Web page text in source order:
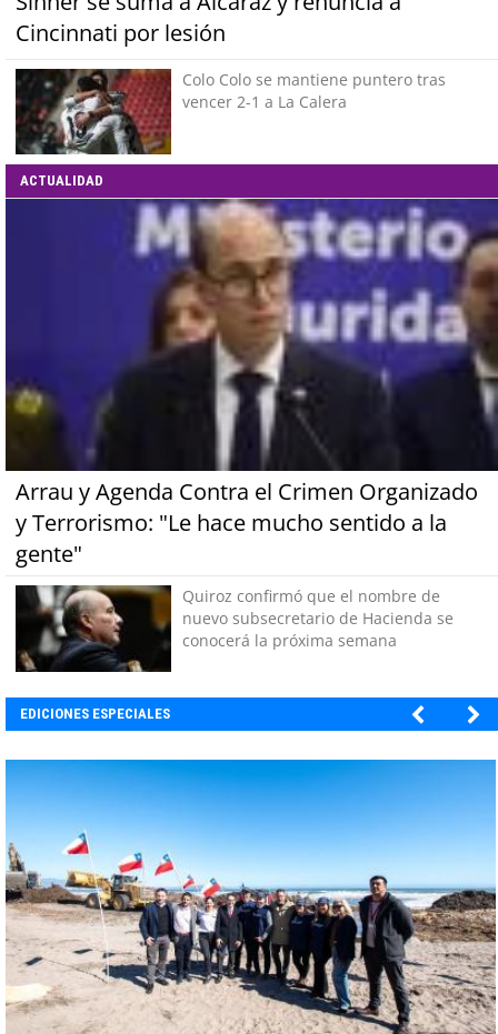
Cincinnati por lesión
Colo Colo se mantiene puntero tras
vencer 2-1 a La Calera
ACTUALIDAD
Arrau y Agenda Contra el Crimen Organizado
y Terrorismo: "Le hace mucho sentido a la
gente"
Quiroz confirmó que el nombre de
nuevo subsecretario de Hacienda se
conocerá la próxima semana
EDICIONES ESPECIALES